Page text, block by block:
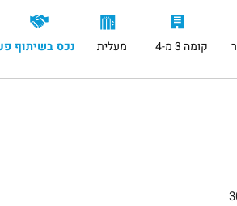
קומה 3 מ-4 מעלית נכס בשיתוף